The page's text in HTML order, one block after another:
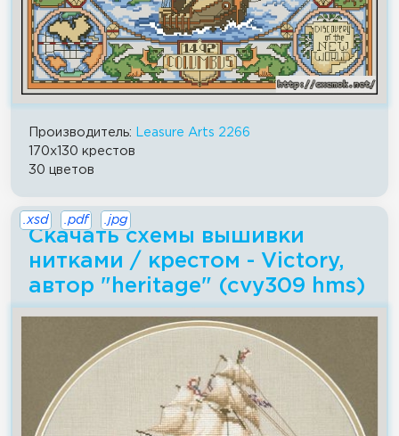
Производитель:
Leasure Arts 2266
170x130 крестов
30 цветов
Скачать схемы вышивки
нитками / крестом - Victory,
автор "heritage" (cvy309 hms)
.xsd .pdf .jpg